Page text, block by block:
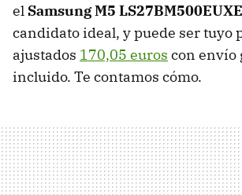
el Samsung M5
candidato ideal, y puede ser tuyo
ajustados 170,05 euros con envío
incluido. Te contamos cómo.